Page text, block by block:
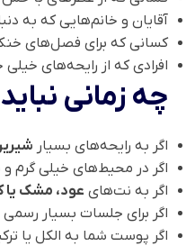
آقایان و خانم‌هایی که به
کسانی که برای فصل‌های
افرادی که از رایحه‌های
چه زمانی
اگر به رایحه‌های بسیار
اگر در محیط‌های خیلی گرم
اگر به نت‌های عود، مشک یا
اگر برای جلسات بسیار
اگر پوست شما به الکل یا